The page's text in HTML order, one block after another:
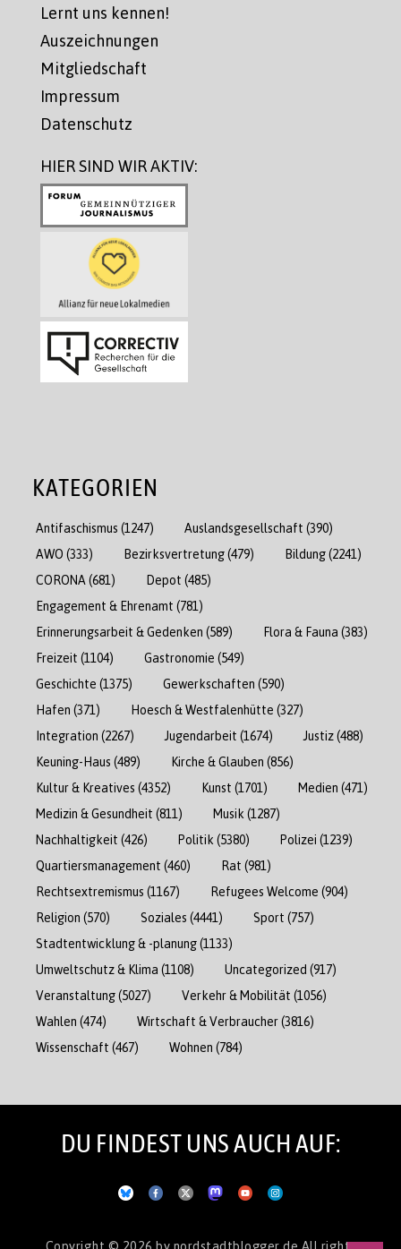
Lernt uns kennen!
Auszeichnungen
Mitgliedschaft
Impressum
Datenschutz
HIER SIND WIR AKTIV:
KATEGORIEN
Antifaschismus (1247) Auslandsgesellschaft (390)
AWO (333) Bezirksvertretung(479) Bildung(2241)
CORONA (681) Depot (485)
Engagement & Ehrenamt (781)
Erinnerungsarbeit & Gedenken (589) Flora & Fauna (383)
Freizeit (1104) Gastronomie (549)
Geschichte (1375) Gewerkschaften (590)
Hafen (371) Hoesch & Westfalenhütte (327)
Integration (2267) Jugendarbeit (1674) Justiz(488)
Keuning-Haus (489) Kirche & Glauben (856)
Kultur & Kreatives (4352) Kunst (1701) Medien (471)
Medizin & Gesundheit (811) Musik (1287)
Nachhaltigkeit (426) Politik (5380) Polizei (1239)
Quartiersmanagement (460) Rat (981)
Rechtsextremismus (1167) Refugees Welcome (904)
Religion (570) Soziales (4441) Sport (757)
Stadtentwicklung & -planung(1133)
Umweltschutz & Klima (1108) Uncategorized (917)
Veranstaltung(5027) Verkehr & Mobilität (1056)
Wahlen (474) Wirtschaft & Verbraucher(3816)
Wissenschaft (467) Wohnen (784)
DU FINDEST UNS AUCH AUF:
Copyright © 2026 by nordstadtblogger.de All rights